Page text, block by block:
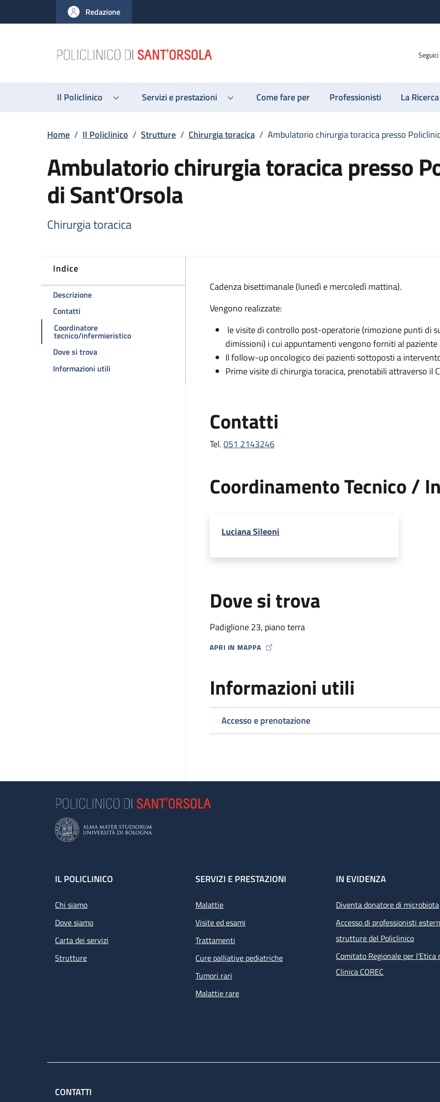
al contenuto principale
to footer content
Redazione
Seguici
Il Policlinico Servizi e prestazioni Come fare per Professionisti La Ricerca
Briciole di pane
Home / Il Policlinico / Strutture / Chirurgia toracica / Ambulatorio chirurgia toracica presso
Ambulatorio chirurgia toracica presso
di Sant'Orsola
Chirurgia toracica
Indice
Descrizionedella pagina Ambulatorio chirurgia toracica presso Policlinico di Sant'Orsola
Contatti della pagina Ambulatorio chirurgia toracica presso Policlinico di Sant'Orsola
Coordinatore
tecnico/infermieristicodella pagina Ambulatorio chirurgia toracica presso Policlinico di Sant'Orsola
Dove si trovadella pagina Ambulatorio chirurgia toracica presso Policlinico di Sant'Orsola
Informazioni utili della pagina Ambulatorio chirurgia toracica presso Policlinico di Sant'Orsola
Descrizione
Cadenza bisettimanale (lunedì e mercoledì mattina).
Vengono realizzate:
le visite di controllo post-operatorie (rimozione punti di
dimissioni) i cui appuntamenti vengono forniti al paziente
Il follow-up oncologico dei pazienti sottoposti a
Prime visite di chirurgia toracica, prenotabili attraverso il
Contatti
Tel.051 2143246
Coordinamento Tecnico /
Luciana Sileoni
Dove si trova
Padiglione 23, piano terra
APRI IN MAPPA
MAP ICON
Informazioni utili
Accesso e prenotazione
Footer
IL POLICLINICO
Chi siamo
Dove siamo
Carta dei servizi
Strutture
SERVIZI E PRESTAZIONI
Malattie
Visite ed esami
Trattamenti
Cure palliative pediatriche
Tumori rari
Malattie rare
IN EVIDENZA
Diventa donatore di microbiota
Accesso di professionisti
strutture del Policlinico
Comitato Regionale per l’Etica
Clinica COREC
CONTATTI